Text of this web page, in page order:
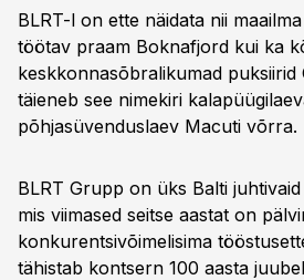
BLRT-l on ette näidata nii
töötav praam Boknafjord kui ka
keskkonnasõbralikumad puksiirid
täieneb see nimekiri
põhjasüvenduslaev Macuti võrra.
BLRT Grupp on üks Balti
mis viimased seitse aastat on
konkurentsivõimelisima
tähistab kontsern 100 aasta